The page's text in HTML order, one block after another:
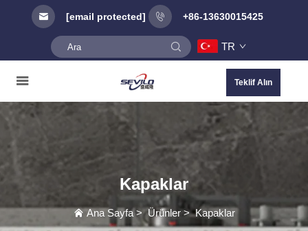
[email protected] +86-13630015425
TR
Teklif Alın
Kapaklar
Ana Sayfa>Ürünler>Kapaklar